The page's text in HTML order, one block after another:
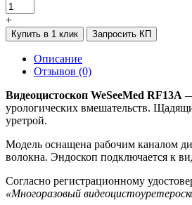
+
Купить в 1 клик Запросить КП
Описание
Отзывов (0)
Видеоцистоскоп WeSeeMed RF13A
урологических вмешательств.
уретрой.
Модель оснащена рабочим каналом
волокна. Эндоскоп подключается к
Согласно регистрационному
«Многоразовый